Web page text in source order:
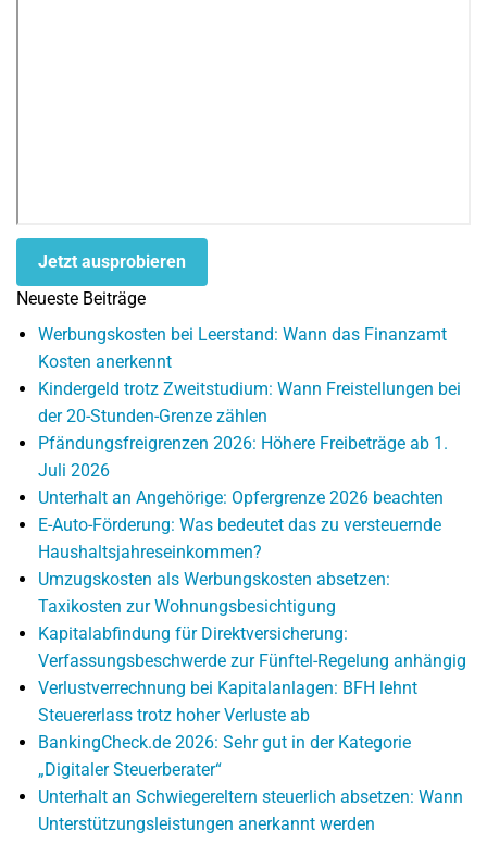
Jetzt ausprobieren
Neueste Beiträge
Werbungskosten bei Leerstand: Wann das Finanzamt
Kosten anerkennt
Kindergeld trotz Zweitstudium: Wann Freistellungen bei
der 20-Stunden-Grenze zählen
Pfändungsfreigrenzen 2026: Höhere Freibeträge ab 1.
Juli 2026
Unterhalt an Angehörige: Opfergrenze 2026 beachten
E-Auto-Förderung: Was bedeutet das zu versteuernde
Haushaltsjahreseinkommen?
Umzugskosten als Werbungskosten absetzen:
Taxikosten zur Wohnungsbesichtigung
Kapitalabfindung für Direktversicherung:
Verfassungsbeschwerde zur Fünftel-Regelung anhängig
Verlustverrechnung bei Kapitalanlagen: BFH lehnt
Steuererlass trotz hoher Verluste ab
BankingCheck.de 2026: Sehr gut in der Kategorie
„Digitaler Steuerberater“
Unterhalt an Schwiegereltern steuerlich absetzen: Wann
Unterstützungsleistungen anerkannt werden